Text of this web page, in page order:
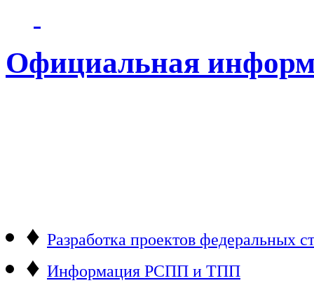
Официальная
♦ Разработка проектов федеральных
♦ Информация РСПП и ТПП